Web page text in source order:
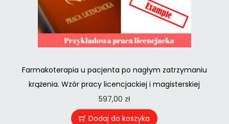
Farmakoterapia u pacjenta po nagłym zatrzymaniu
krążenia. Wzór pracy licencjackiej i magisterskiej
597,00 zł
Dodaj do koszyka